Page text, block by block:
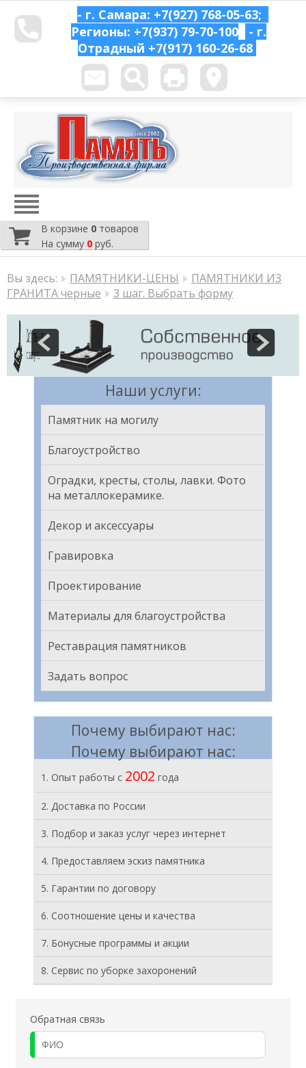
- г. Самара: +7(927) 768-05-63;
Регионы: +7(937) 79-70-100
- г.
Отрадный +7(917) 160-26-68
В корзине 0 товаров
На сумму 0 руб.
Вы здесь: ПАМЯТНИКИ-ЦЕНЫ
ПАМЯТНИКИ ИЗ
ГРАНИТА черные
3 шаг. Выбрать форму
Наши услуги:
Памятник на могилу
Благоустройство
Оградки, кресты, столы, лавки. Фото
на металлокерамике.
Декор и аксессуары
Гравировка
Проектирование
Материалы для благоустройства
Реставрация памятников
Задать вопрос
Почему выбирают нас:
Почему выбирают нас:
1. Опыт работы с 2002 года
2. Доставка по России
3. Подбор и заказ услуг через интернет
4. Предоставляем эскиз памятника
5. Гарантии по договору
6. Соотношение цены и качества
7. Бонусные программы и акции
8. Cервис по уборке захоронений
Обратная связь